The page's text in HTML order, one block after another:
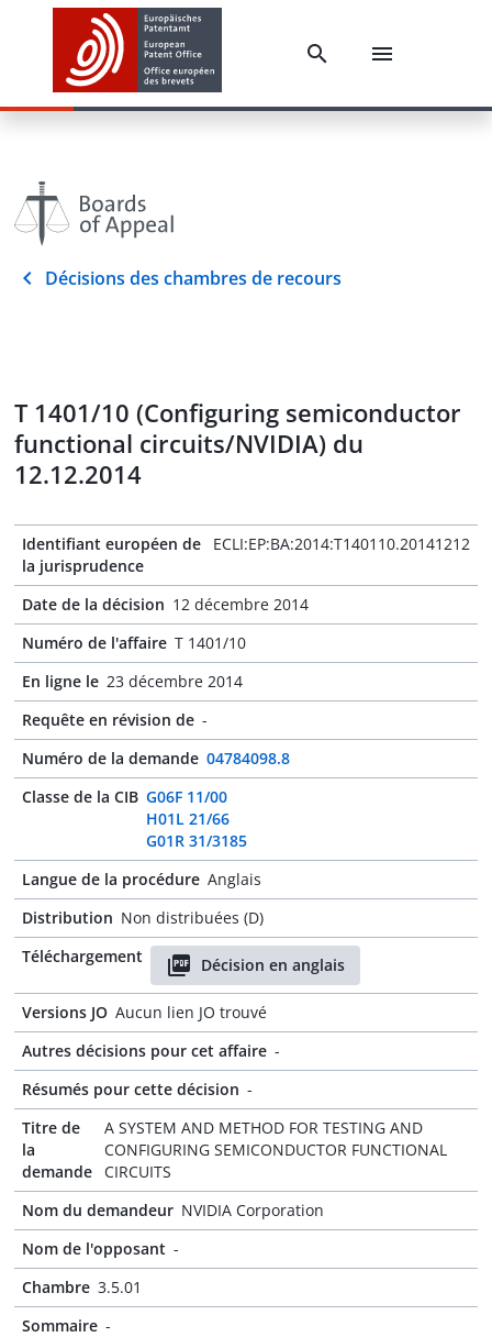
Décisions des chambres de recours
T 1401/10 (Configuring semiconductor
functional circuits/NVIDIA) du
12.12.2014
Identifiant européen de
la jurisprudence
ECLI:EP:BA:2014:T140110.20141212
Date de la décision 12 décembre 2014
Numéro de l'affaire T 1401/10
En ligne le 23 décembre 2014
Requête en révision de -
Numéro de la demande 04784098.8
Classe de la CIB G06F 11/00
H01L 21/66
G01R 31/3185
Langue de la procédure Anglais
Distribution Non distribuées (D)
Téléchargement
Décision en anglais
Versions JO Aucun lien JO trouvé
Autres décisions pour cet affaire -
Résumés pour cette décision -
Titre de
la
demande
A SYSTEM AND METHOD FOR TESTING AND
CONFIGURING SEMICONDUCTOR FUNCTIONAL
CIRCUITS
Nom du demandeur NVIDIA Corporation
Nom de l'opposant -
Chambre 3.5.01
Sommaire -